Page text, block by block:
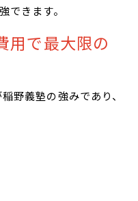
できます。
用で最大限の
野義塾の強みであり、